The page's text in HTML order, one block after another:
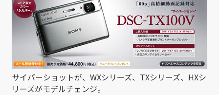
サイバーショットが、WXシリーズ、TXシリーズ、HXシ
リーズがモデルチェンジ。